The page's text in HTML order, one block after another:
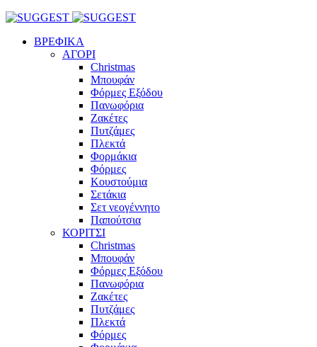
ΒΡΕΦΙΚΑ
ΑΓΟΡΙ
Christmas
Μπουφάν
Φόρμες Εξόδου
Πανωφόρια
Ζακέτες
Πυτζάμες
Πλεκτά
Φορμάκια
Φόρμες
Κουστούμια
Σετάκια
Σετ νεογέννητο
Παπούτσια
ΚΟΡΙΤΣΙ
Christmas
Μπουφάν
Φόρμες Εξόδου
Πανωφόρια
Ζακέτες
Πυτζάμες
Πλεκτά
Φόρμες